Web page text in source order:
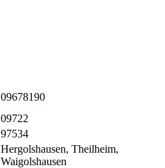
09678190
09722
97534
Hergolshausen, Theilheim,
Waigolshausen